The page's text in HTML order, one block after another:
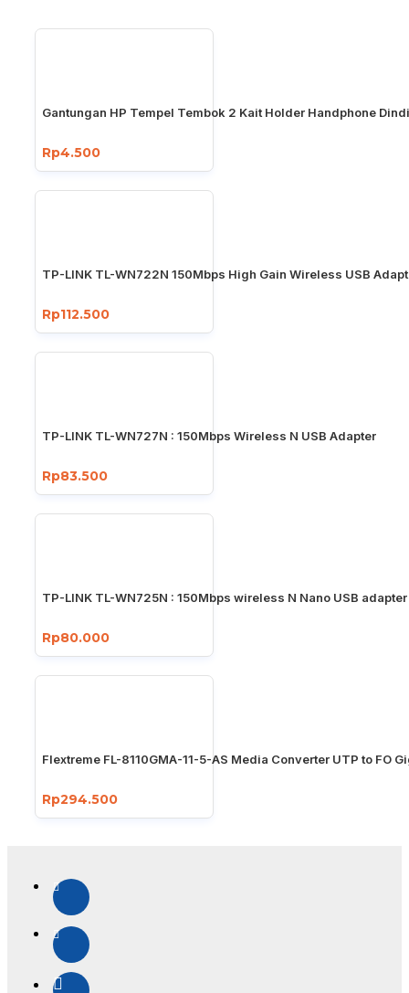
Gantungan HP Tempel Tembok 2 Kait Holder Handphone
Rp4.500
TP-LINK TL-WN722N 150Mbps High Gain Wireless USB
Rp112.500
TP-LINK TL-WN727N : 150Mbps Wireless N USB Adapter
Rp83.500
TP-LINK TL-WN725N : 150Mbps wireless N Nano USB adapter
Rp80.000
Flextreme FL-8110GMA-11-5-AS Media Converter UTP to FO
Rp294.500